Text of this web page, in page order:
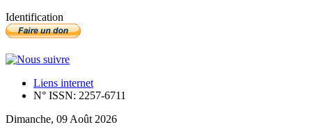
Identification
Liens internet
N° ISSN: 2257-6711
Dimanche, 09 Août 2026